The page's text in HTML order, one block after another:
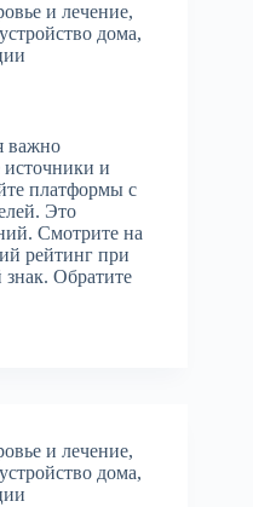
и лечение,
дома,
важно
источники и
платформы с
Это
Смотрите на
рейтинг при
Обратите
и лечение,
дома,